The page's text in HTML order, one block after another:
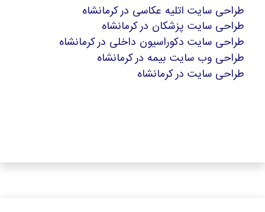
طراحی سایت اتلیه عکاسی در کرمانشاه
طراحی سایت پزشکان در کرمانشاه
طراحی سایت دکوراسیون داخلی در کرمانشاه
طراحی وب سایت بیمه در کرمانشاه
طراحی سایت در کرمانشاه